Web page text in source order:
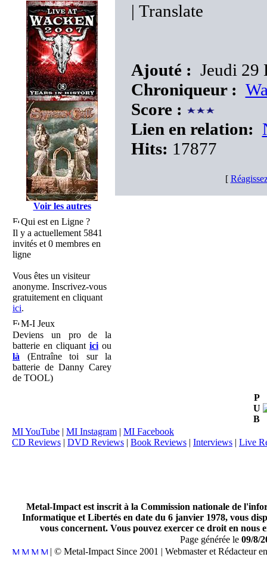
Voir les autres
Qui est en Ligne ?
Il y a actuellement 5841
invités et 0 membres en
ligne
Vous êtes un visiteur
anonyme. Inscrivez-vous
gratuitement en cliquant
ici.
M-I Jeux
Deviens un pro de la
batterie en cliquant ici ou
là (Entraîne toi sur la
batterie de Danny Carey
de TOOL)
| Translate
Ajouté : Jeudi 29
Chroniqueur :
Score :
Lien en relation:
Hits: 17877
[
P
U
B
MI YouTube | MI Instagram | MI Facebook
CD Reviews | DVD Reviews | Book Reviews | Interviews | Live
Metal-Impact est inscrit à la Commission nationale de
Informatique et Libertés en date du 6 janvier 1978, vous
vous concernent. Vous pouvez exercer ce droit en
Page générée le 09/8/
| © Metal-Impact Since 2001 | Webmaster et Rédacteur